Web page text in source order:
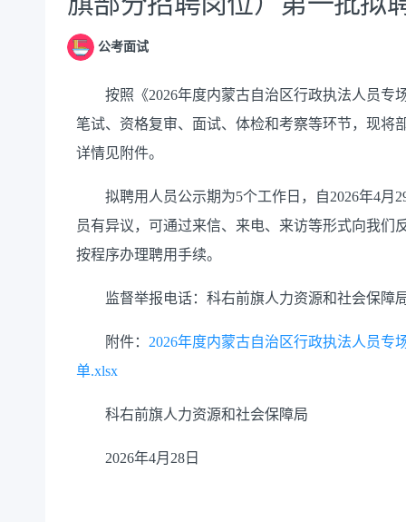
公考面试
按照《2026年度内蒙古自治区行政执法人员专
笔试、资格复审、面试、体检和考察等环节，现将
详情见附件。
拟聘用人员公示期为5个工作日，自2026年4月
员有异议，可通过来信、来电、来访等形式向我
按程序办理聘用手续。
监督举报电话：科右前旗人力资源和社会保障
附件： 2026年度内蒙古自治区行政执法人员专
单.xlsx
科右前旗人力资源和社会保障局
2026年4月 28 日